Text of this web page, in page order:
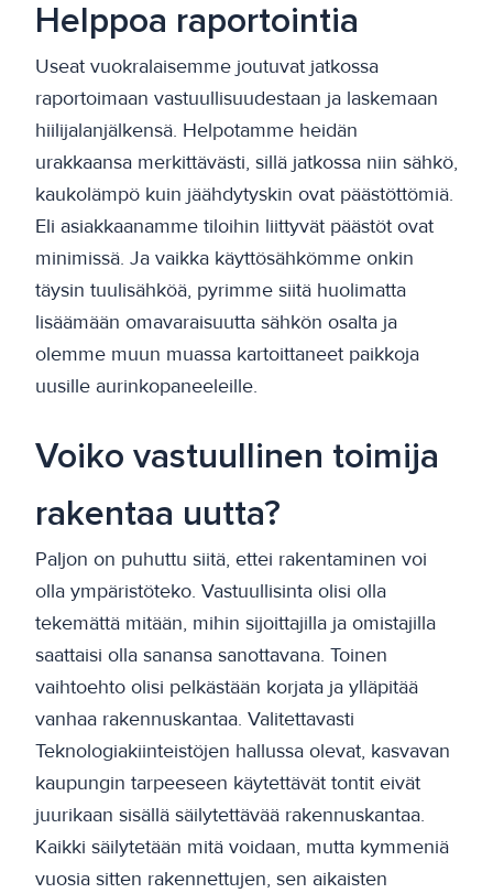
Helppoa raportointia
Useat vuokralaisemme joutuvat jatkossa
raportoimaan vastuullisuudestaan ja laskemaan
hiilijalanjälkensä. Helpotamme heidän
urakkaansa merkittävästi, sillä jatkossa niin sähkö,
kaukolämpö kuin jäähdytyskin ovat päästöttömiä.
Eli asiakkaanamme tiloihin liittyvät päästöt ovat
minimissä. Ja vaikka käyttösähkömme onkin
täysin tuulisähköä, pyrimme siitä huolimatta
lisäämään omavaraisuutta sähkön osalta ja
olemme muun muassa kartoittaneet paikkoja
uusille aurinkopaneeleille.
Voiko vastuullinen toimija
rakentaa uutta?
Paljon on puhuttu siitä, ettei rakentaminen voi
olla ympäristöteko. Vastuullisinta olisi olla
tekemättä mitään, mihin sijoittajilla ja omistajilla
saattaisi olla sanansa sanottavana. Toinen
vaihtoehto olisi pelkästään korjata ja ylläpitää
vanhaa rakennuskantaa. Valitettavasti
Teknologiakiinteistöjen hallussa olevat, kasvavan
kaupungin tarpeeseen käytettävät tontit eivät
juurikaan sisällä säilytettävää rakennuskantaa.
Kaikki säilytetään mitä voidaan, mutta kymmeniä
vuosia sitten rakennettujen, sen aikaisten